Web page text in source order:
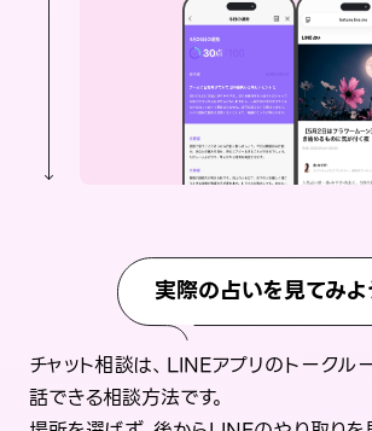
実際の占いを見てみよ
チャット相談は、LINEアプリのトーク
話できる相談方法です。